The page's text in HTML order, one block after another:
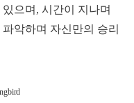
으며, 시간이 지나며
악하며 자신만의 승리